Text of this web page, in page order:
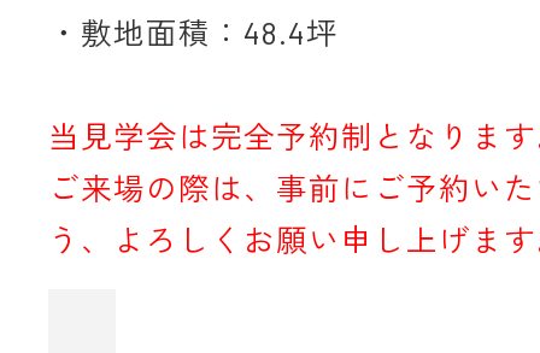
・敷地面積：48.4坪
当見学会は完全予約制となりま
ご来場の際は、事前にご予約い
う、よろしくお願い申し上げま